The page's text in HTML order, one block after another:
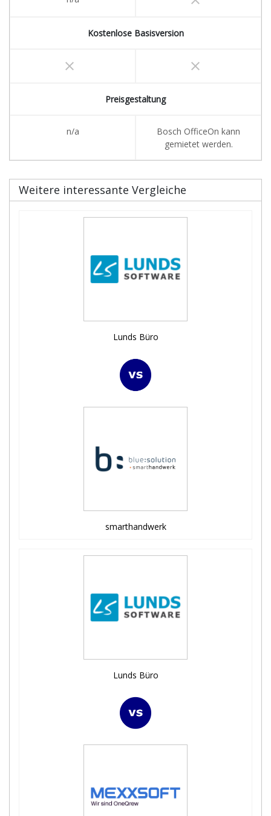
Kostenlose Basisversion
clear clear
Preisgestaltung
n/a
Bosch OfficeOn kann
gemietet werden.
Weitere interessante Vergleiche
Lunds Büro
smarthandwerk
Lunds Büro